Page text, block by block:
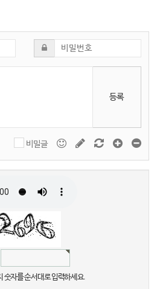
등록
비밀글
숫자를 순서대로 입력하세요.